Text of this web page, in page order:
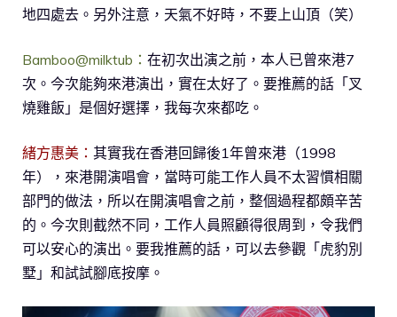
地四處去。另外注意，天氣不好時，不要上山頂（笑）
Bamboo@milktub： 在初次出演之前，本人已曾來港7
次。今次能夠來港演出，實在太好了。要推薦的話「叉
燒雞飯」是個好選擇，我每次來都吃。
緒方惠美： 其實我在香港回歸後1年曾來港（1998
年），來港開演唱會，當時可能工作人員不太習慣相關
部門的做法，所以在開演唱會之前，整個過程都頗辛苦
的。今次則截然不同，工作人員照顧得很周到，令我們
可以安心的演出。要我推薦的話，可以去參觀「虎豹別
墅」和試試腳底按摩。